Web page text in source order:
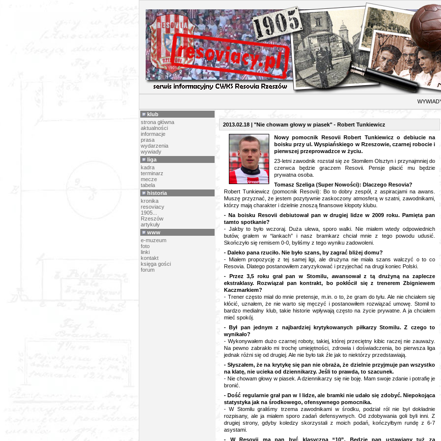
klub
strona główna
aktualności
informacje
prasa
wydarzenia
wywiady
liga
kadra
terminarz
mecze
tabela
historia
kronika
resoviacy
1905...
Rzeszów
artykuły
www
e-muzeum
foto
linki
kontakt
księga gości
forum
2013.02.18 | "Nie chowam głowy w piasek" - Robert Tunkiewicz
Nowy pomocnik Resovii Robert Tunkiewicz o debiucie na
boisku przy ul. Wyspiańskiego w Rzeszowie, czarnej robocie i
pierwszej przeprowadzce w życiu.
23-letni zawodnik rozstał się ze Stomilem Olsztyn i przynajmniej do
czerwca będzie graczem Resovii. Pensje płacić mu będzie
prywatna osoba.
Tomasz Szeliga (Super Nowości): Dlaczego Resovia?
Robert Tunkiewicz (pomocnik Resovii): Bo to dobry zespół, z aspiracjami na awans.
Muszę przyznać, że jestem pozytywnie zaskoczony atmosferą w szatni, zawodnikami,
którzy mają charakter i dzielnie znoszą finansowe kłopoty klubu.
- Na boisku Resovii debiutował pan w drugiej lidze w 2009 roku. Pamięta pan
tamto spotkanie?
- Jakby to było wczoraj. Duża ulewa, sporo walki. Nie miałem wtedy odpowiednich
butów, grałem w “lankach” i nasz bramkarz chciał mnie z tego powodu udusić.
Skończyło się remisem 0-0, byliśmy z tego wyniku zadowoleni.
- Daleko pana rzuciło. Nie było szans, by zagrać bliżej domu?
- Miałem propozycję z tej samej ligi, ale drużyna nie miała szans walczyć o to co
Resovia. Dlatego postanowiłem zaryzykować i przyjechać na drugi koniec Polski.
- Przez 3,5 roku grał pan w Stomilu, awansował z tą drużyną na zaplecze
ekstraklasy. Rozwiązał pan kontrakt, bo pokłócił się z trenerem Zbigniewem
Kaczmarkiem?
- Trener często miał do mnie pretensje, m.in. o to, że gram do tyłu. Ale nie chciałem się
kłócić, uznałem, że nie warto się męczyć i postanowiłem rozwiązać umowę. Stomil to
bardzo medialny klub, takie historie wpływają często na życie prywatne. A ja chciałem
mieć spokój.
- Był pan jednym z najbardziej krytykowanych piłkarzy Stomilu. Z czego to
wynikało?
- Wykonywałem dużo czarnej roboty, takiej, której przeciętny kibic raczej nie zauważy.
Na pewno zabrakło mi trochę umiejętności, zdrowia i doświadczenia, bo pierwsza liga
jednak różni się od drugiej. Ale nie było tak źle jak to niektórzy przedstawiają.
- Słyszałem, że na krytykę się pan nie obraża, że dzielnie przyjmuje pan wszystko
na klatę, nie ucieka od dziennikarzy. Jeśli to prawda, to szacunek.
- Nie chowam głowy w piasek. A dziennikarzy się nie boję. Mam swoje zdanie i potrafię je
bronić.
- Dość regularnie grał pan w I lidze, ale bramki nie udało się zdobyć. Niepokojąca
statystyka jak na środkowego, ofensywnego pomocnika.
- W Stomilu graliśmy trzema zawodnikami w środku, podział ról nie był dokładnie
rozpisany, ale ja miałem sporo zadań defensywnych. Od zdobywania goli byli inni. Z
drugiej strony, gdyby koledzy skorzystali z moich podań, kończyłbym rundę z 6-7
asystami.
- W Resovii ma pan być klasyczną “10”. Będzie pan ustawiany tuż za